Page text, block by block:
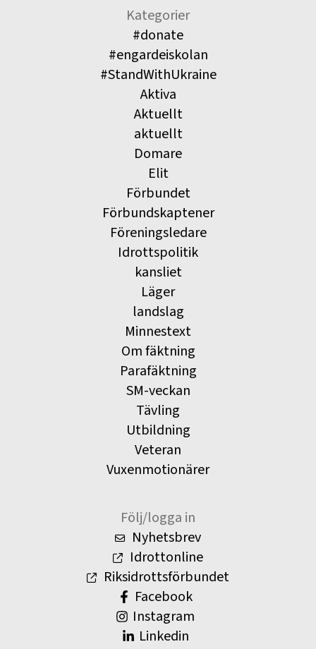
Kategorier
#donate
#engardeiskolan
#StandWithUkraine
Aktiva
Aktuellt
aktuellt
Domare
Elit
Förbundet
Förbundskaptener
Föreningsledare
Idrottspolitik
kansliet
Läger
landslag
Minnestext
Om fäktning
Parafäktning
SM-veckan
Tävling
Utbildning
Veteran
Vuxenmotionärer
Följ/logga in
Nyhetsbrev
Idrottonline
Riksidrottsförbundet
Facebook
Instagram
Linkedin